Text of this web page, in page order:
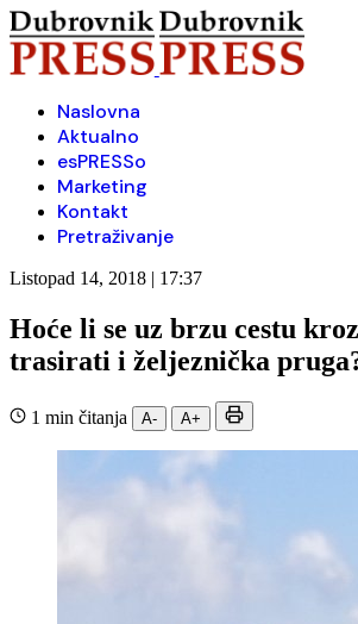
Naslovna
Aktualno
esPRESSo
Marketing
Kontakt
Pretraživanje
Listopad 14, 2018 | 17:37
Hoće li se uz brzu cestu
trasirati i željeznička
1 min čitanja A- A+